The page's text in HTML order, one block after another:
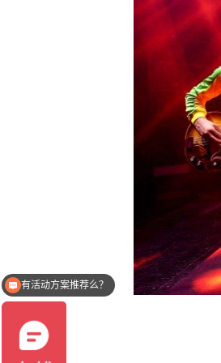
有活动方案推荐么？
你们是怎么收费的呢？